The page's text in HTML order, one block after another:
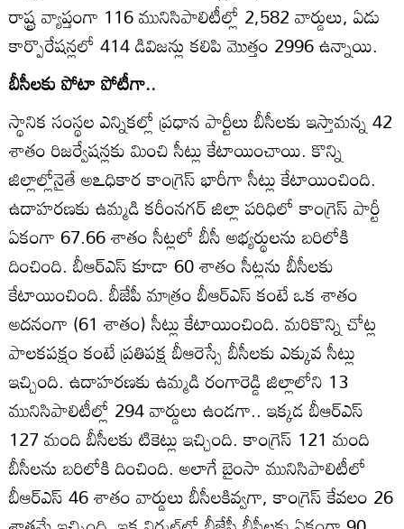
రాష్ట్ర వ్యాప్తంగా 116 మునిసిపాలిటీల్లో 2,582 వార్డులు, ఏడు
కార్పొరేషన్లలో 414 డివిజన్లు కలిపి మొత్తం 2996 ఉన్నాయి.
బీసీలకు పోటా పోటీగా..
స్థానిక సంస్థల ఎన్నికల్లో ప్రధాన పార్టీలు బీసీలకు ఇస్తామన్న 42
శాతం రిజర్వేషన్లకు మించి సీట్లు కేటాయించాయి. కొన్ని
జిల్లాల్లోనైతే అఽధికార కాంగ్రెస్‌ భారీగా సీట్లు కేటాయించింది.
ఉదాహరణకు ఉమ్మడి కరీంనగర్‌ జిల్లా పరిధిలో కాంగ్రెస్‌ పార్టీ
ఏకంగా 67.66 శాతం సీట్లలో బీసీ అభ్యర్థులను బరిలోకి
దించింది. బీఆర్‌ఎస్‌ కూడా 60 శాతం సీట్లను బీసీలకు
కేటాయించింది. బీజేపీ మాత్రం బీఆర్‌ఎస్‌ కంటే ఒక శాతం
అదనంగా (61 శాతం) సీట్లు కేటాయించింది. మరికొన్ని చోట్ల
పాలకపక్షం కంటే ప్రతిపక్ష బీఆరెస్సే బీసీలకు ఎక్కువ సీట్లు
ఇచ్చింది. ఉదాహరణకు ఉమ్మడి రంగారెడ్డి జిల్లాలోని 13
మునిసిపాలిటీల్లో 294 వార్డులు ఉండగా.. ఇక్కడ బీఆర్‌ఎస్‌
127 మంది బీసీలకు టికెట్లు ఇచ్చింది. కాంగ్రెస్‌ 121 మంది
బీసీలను బరిలోకి దించింది. అలాగే బైంసా మునిసిపాలిటీలో
బీఆర్‌ఎస్‌ 46 శాతం వార్డులు బీసీలకివ్వగా, కాంగ్రెస్‌ కేవలం 26